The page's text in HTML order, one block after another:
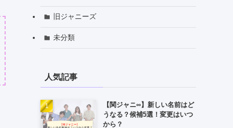
旧ジャニーズ
未分類
人気記事
【関ジャニ∞】新しい名前はど
うなる？候補5選！変更はいつ
から？